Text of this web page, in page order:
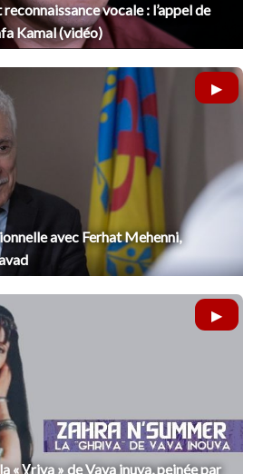
vocale : l’appel de
Kamal (vidéo)
avec Ferhat Mehenni,
« Ɣriva » de Vava inuva, peinée par